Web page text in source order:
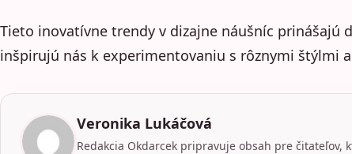
Tieto inovatívne trendy v dizajne náušníc prinášajú
inšpirujú nás k experimentovaniu s rôznymi štýlmi
Veronika Lukáčová
Redakcia Okdarcek pripravuje obsah pre